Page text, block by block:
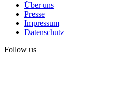
Über uns
Presse
Impressum
Datenschutz
Follow us